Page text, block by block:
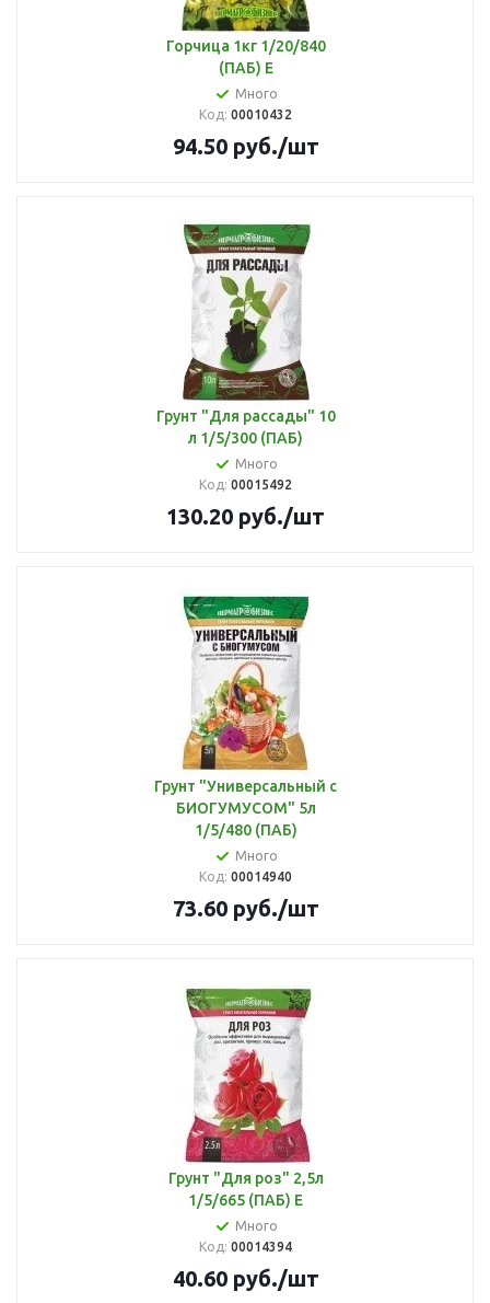
Горчица 1кг 1/20/840
(ПАБ) Е
Много
Код: 00010432
94.50руб./шт
Грунт "Для рассады" 10
л 1/5/300 (ПАБ)
Много
Код: 00015492
130.20 руб./шт
Грунт "Универсальный с
БИОГУМУСОМ" 5л
1/5/480 (ПАБ)
Много
Код: 00014940
73.60руб./шт
Грунт "Для роз" 2,5л
1/5/665 (ПАБ) Е
Много
Код: 00014394
40.60руб./шт